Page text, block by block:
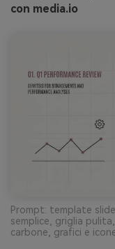
con media.io
Prompt: template
semplice, griglia
carbone, grafici e